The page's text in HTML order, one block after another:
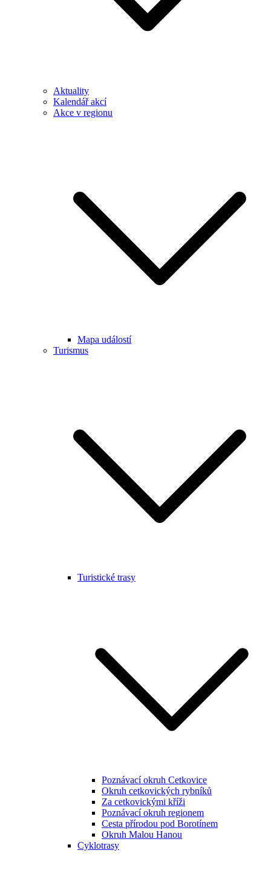
Aktuality
Kalendář akcí
Akce v regionu
Mapa událostí
Turismus
Turistické trasy
Poznávací okruh Cetkovice
Okruh cetkovických rybníků
Za cetkovickými kříži
Poznávací okruh regionem
Cesta přírodou pod Borotínem
Okruh Malou Hanou
Cyklotrasy